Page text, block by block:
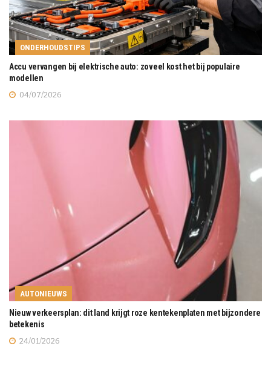
ONDERHOUDSTIPS
Accu vervangen bij elektrische auto: zoveel kost het bij populaire
modellen
04/07/2026
AUTONIEUWS
Nieuw verkeersplan: dit land krijgt roze kentekenplaten met bijzondere
betekenis
24/01/2026